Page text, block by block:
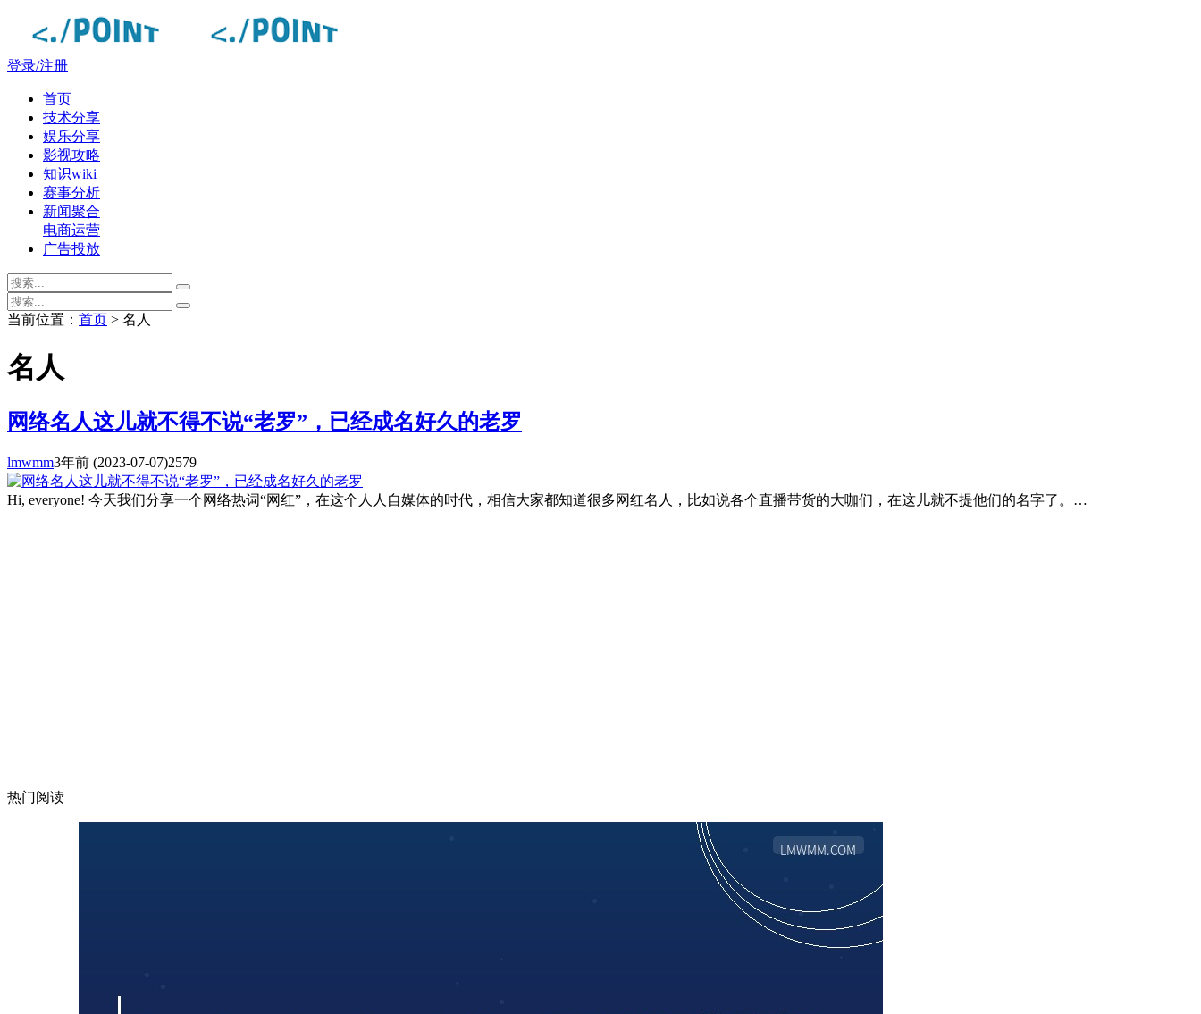
登录/注册
首页
技术分享
娱乐分享
影视攻略
知识wiki
赛事分析
新闻聚合
电商运营
广告投放
当前位置： 首页 > 名人
名人
网络名人这儿就不得不说“老罗”，已经成名好久的老罗
lmwmm3年前 (2023-07-07)2579
Hi, everyone! 今天我们分享一个网络热词“网红”，在这个人人自媒体的时代，相信大家都知道很多网红名人，比如说各个直播带货的大咖们，在这儿就不提他们的名字了。…
热门阅读